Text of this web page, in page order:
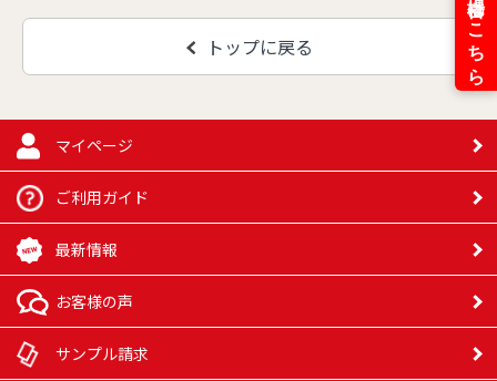
トップに戻る
マイページ
ご利用ガイド
最新情報
お客様の声
サンプル請求